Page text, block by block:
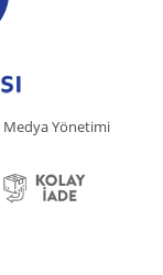
Yönetimi